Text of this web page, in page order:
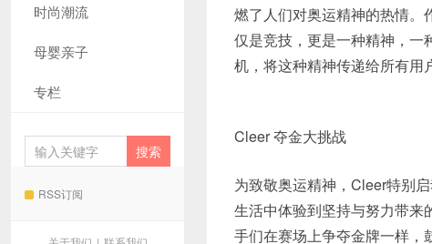
时尚潮流
母婴亲子
专栏
RSS订阅
燃了人们对奥运精神的热情。
仅是竞技，更是一种精神，一
机，将这种精神传递给所有用
Cleer 夺金大挑战
为致敬奥运精神，Cleer特别
生活中体验到坚持与努力带来
手们在赛场上争夺金牌一样，